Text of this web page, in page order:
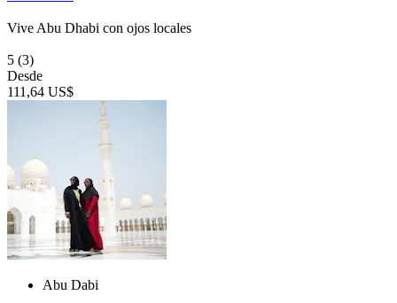
Vive Abu Dhabi con ojos locales
5 (3)
Desde
111,64 US$
Abu Dabi